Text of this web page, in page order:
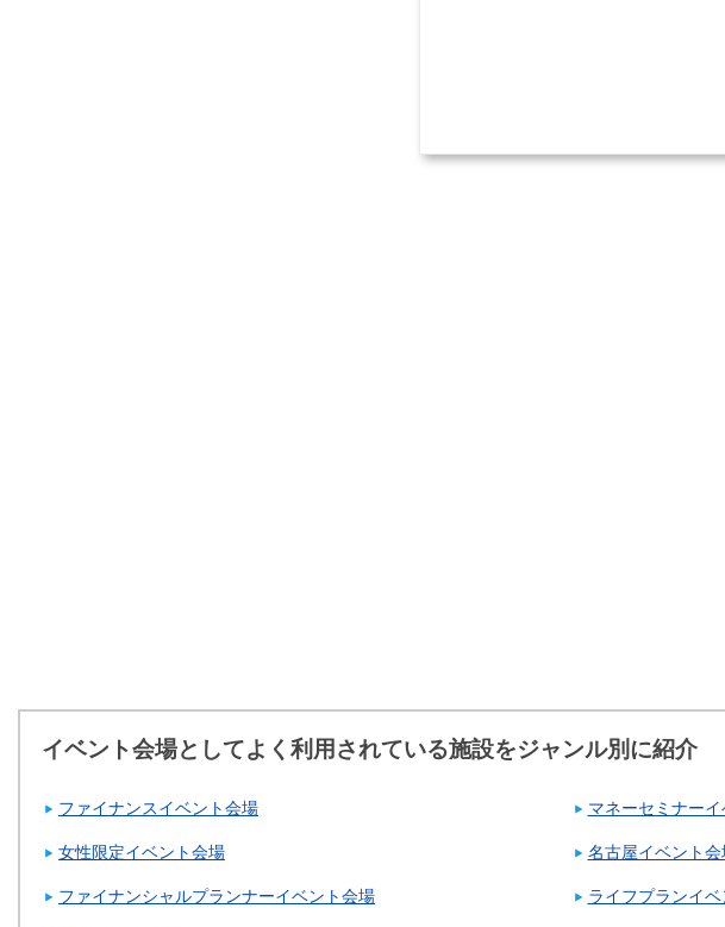
イベント会場としてよく利用されている施設をジャンル別に紹介
ファイナンスイベント会場 マネーセミナー
女性限定イベント会場 名古屋イベント会
ファイナンシャルプランナーイベント会場 ライフプランイ